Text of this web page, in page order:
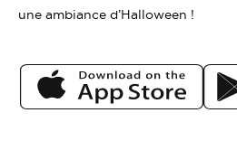
une ambiance d’Halloween !